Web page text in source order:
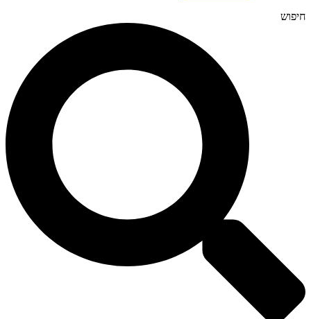
חיפוש